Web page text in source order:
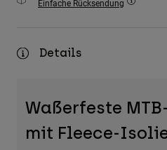
Zubehör
Taschen & Rucksäcke
Alle anzeigen
Einfache Rücksendung
Details
Waßerfeste
mit Fleece-